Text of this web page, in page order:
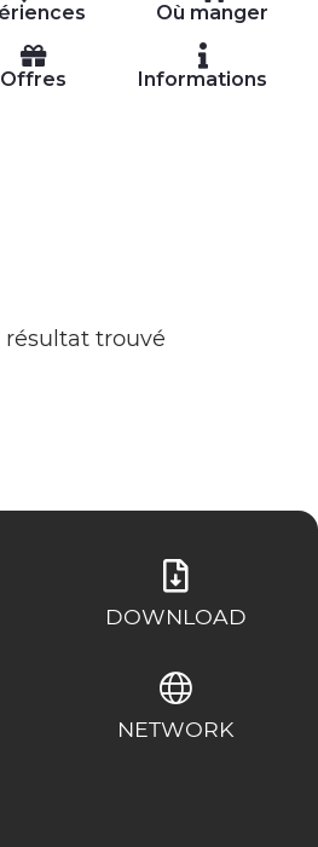
Où manger
Offres Informations
résultat trouvé
DOWNLOAD
NETWORK